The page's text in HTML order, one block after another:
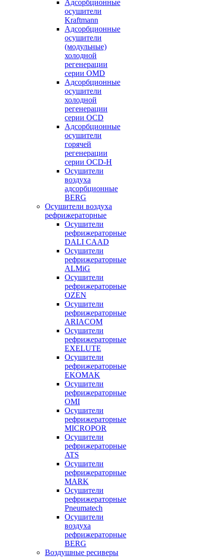
Адсорбционные
осушители
Kraftmann
Адсорбционные
осушители
(модульные)
холодной
регенерации
серии OMD
Адсорбционные
осушители
холодной
регенерации
серии OCD
Адсорбционные
осушители
горячей
регенерации
серии OСD-H
Осушители
воздуха
адсорбционные
BERG
Осушители воздуха
рефрижераторные
Осушители
рефрижераторные
DALI CAAD
Осушители
рефрижераторные
ALMiG
Осушители
рефрижераторные
OZEN
Осушители
рефрижераторные
ARIACOM
Осушители
рефрижераторные
EXELUTE
Осушители
рефрижераторные
EKOMAK
Осушители
рефрижераторные
OMI
Осушители
рефрижераторные
MICROPOR
Осушители
рефрижераторные
ATS
Осушители
рефрижераторные
MARK
Осушители
рефрижераторные
Pneumatech
Осушители
воздуха
рефрижераторные
BERG
Воздушные ресиверы